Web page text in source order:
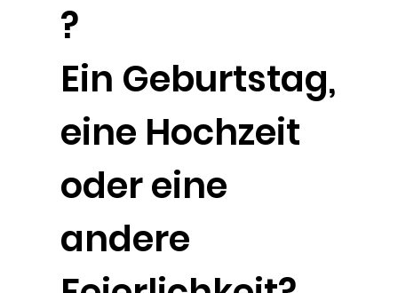
?
Ein Geburtstag,
eine Hochzeit
oder eine
andere